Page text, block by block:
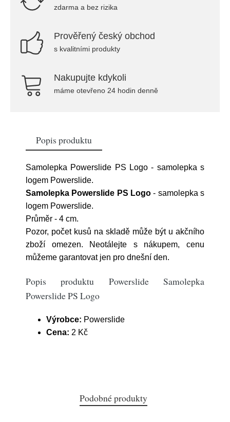
zdarma a bez rizika
Prověřený český obchod
s kvalitními produkty
Nakupujte kdykoli
máme otevřeno 24 hodin denně
Popis produktu
Samolepka Powerslide PS Logo - samolepka s
logem Powerslide.
Samolepka Powerslide PS Logo - samolepka s
logem Powerslide.
Průměr - 4 cm.
Pozor, počet kusů na skladě může být u akčního
zboží omezen. Neotálejte s nákupem, cenu
můžeme garantovat jen pro dnešní den.
Popis produktu Powerslide Samolepka
Powerslide PS Logo
Výrobce: Powerslide
Cena: 2 Kč
Podobné produkty